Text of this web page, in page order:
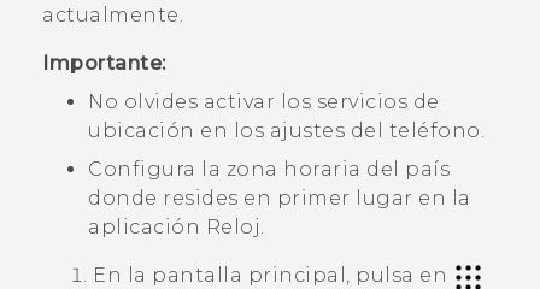
actualmente.
Importante:
No olvides activar los servicios de
ubicación en los ajustes del teléfono.
Configura la zona horaria del país
donde resides en primer lugar en la
aplicación Reloj.
En la pantalla principal , pulsa en